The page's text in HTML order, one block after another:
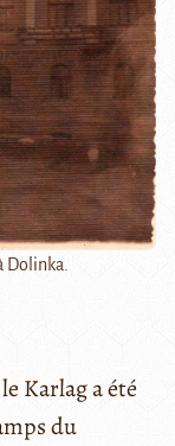
Dolinka.
Karlaga été
du